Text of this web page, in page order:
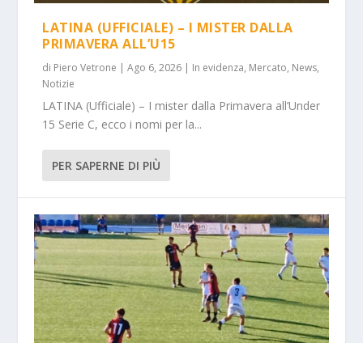
LATINA (UFFICIALE) – I MISTER DALLA
PRIMAVERA ALL’U15
di Piero Vetrone |Ago 6, 2026 | In evidenza, Mercato, News,
Notizie
LATINA (Ufficiale) – I mister dalla Primavera all’Under
15 Serie C, ecco i nomi per la...
PER SAPERNE DI PIÙ